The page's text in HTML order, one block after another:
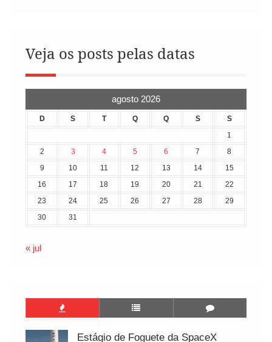
Veja os posts pelas datas
agosto 2026
D S T Q Q S
S
1
2
3 4 5 6 7
8
9
10 11 12 13 14
15
16
17 18 19 20 21
22
23
24 25 26 27 28
29
30
31
« jul
Estágio de Foguete da SpaceX